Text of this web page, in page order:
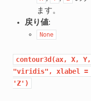
ます。
戻り値:
None
contour3d(ax, X, Y,
"viridis",
xlabel =
'Z')